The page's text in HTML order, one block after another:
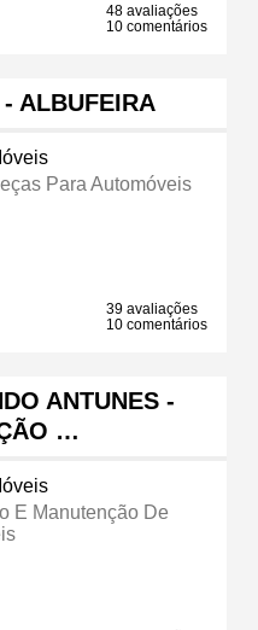
48 avaliações
10 comentários
ALBUFEIRA
Para Automóveis
39 avaliações
10 comentários
ANTUNES -
…
E Manutenção De